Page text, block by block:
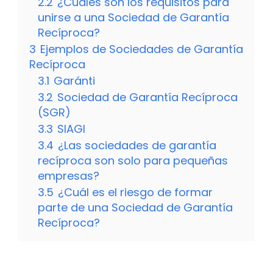
unirse a una Sociedad de Garantía
Recíproca?
3 Ejemplos de Sociedades de Garantía
Recíproca
3.1 Garánti
3.2 Sociedad de Garantía Recíproca
(SGR)
3.3 SIAGI
3.4 ¿Las sociedades de garantía
recíproca son solo para pequeñas
empresas?
3.5 ¿Cuál es el riesgo de formar
parte de una Sociedad de Garantía
Recíproca?